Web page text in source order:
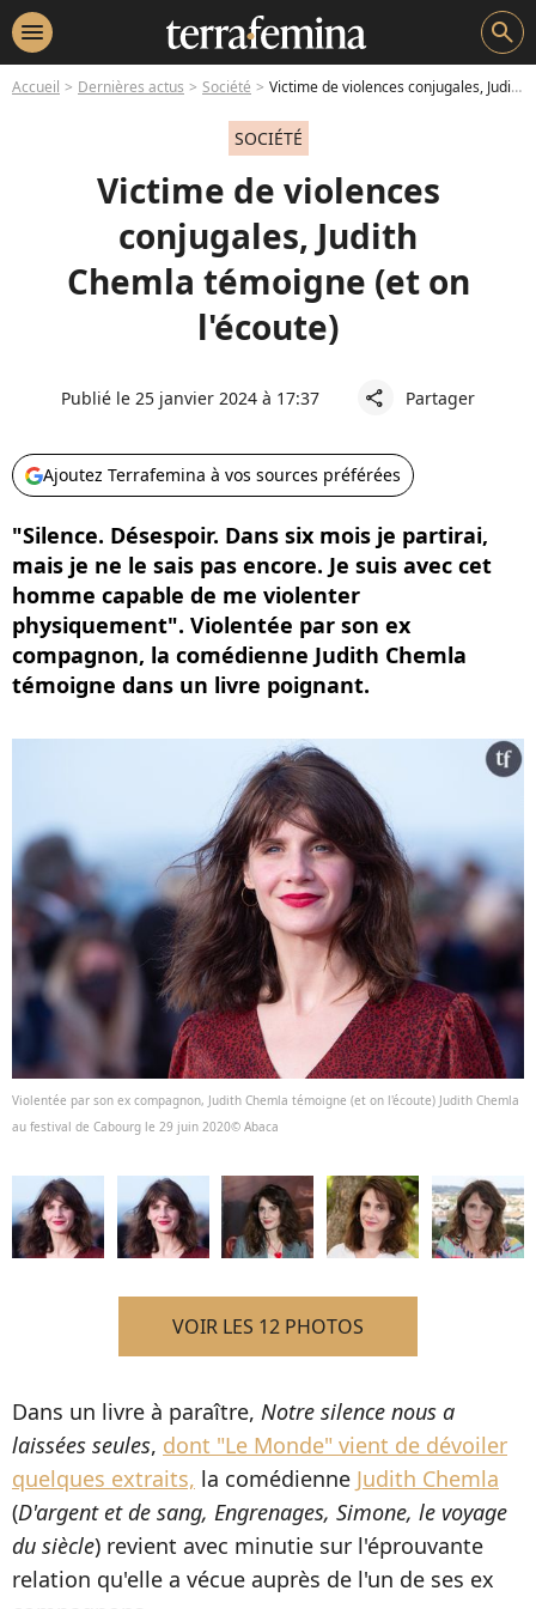
menu search
Accueil Dernières actus Société Victime de violences conjugales, Judith Chemla témoigne (et on l'écoute)
SOCIÉTÉ
Victime de violences
conjugales, Judith
Chemla témoigne (et on
l'écoute)
Publié le 25 janvier 2024 à 17:37 share Partager
Ajoutez Terrafemina à vos sources préférées
"Silence. Désespoir. Dans six mois je partirai,
mais je ne le sais pas encore. Je suis avec cet
homme capable de me violenter
physiquement". Violentée par son ex
compagnon, la comédienne Judith Chemla
témoigne dans un livre poignant.
Violentée par son ex compagnon, Judith Chemla témoigne (et on l'écoute) Judith Chemla
au festival de Cabourg le 29 juin 2020© Abaca
VOIR LES 12 PHOTOS
Dans un livre à paraître, Notre silence nous a
laissées seules, dont "Le Monde" vient de dévoiler
quelques extraits, la comédienne Judith Chemla
(D'argent et de sang, Engrenages, Simone, le voyage
du siècle) revient avec minutie sur l'éprouvante
relation qu'elle a vécue auprès de l'un de ses ex